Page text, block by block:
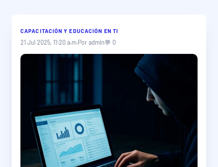
CAPACITACIÓN Y EDUCACIÓN EN TI
21 Jul 2025, 11:20 a.m.Por admin💬 0